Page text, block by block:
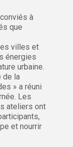
à
que
villes et
énergies
urbaine.
de la
» a réuni
Les
ateliers ont
et nourrir